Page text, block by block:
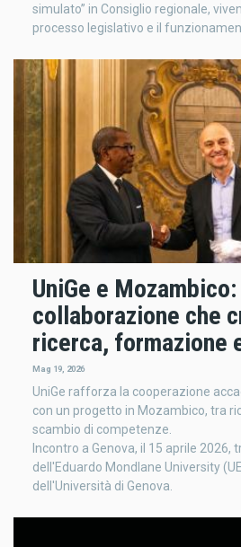
simulato” in Consiglio regionale,
processo legislativo e il
UniGe e
collaborazione che
ricerca, formazione
Mag 19, 2026
UniGe rafforza la cooperazione
con un progetto in Mozambico, tra
scambio di competenze.
Incontro a Genova, il 15 aprile 2026,
dell'Eduardo Mondlane University
dell'Università di Genova.